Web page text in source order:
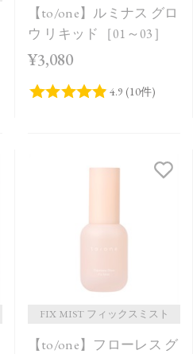
【to/one】ルミナス グロ
ウ リキッド［01～03］
¥3,080
FIX MIST フィックスミスト
【to/one】フローレス グ